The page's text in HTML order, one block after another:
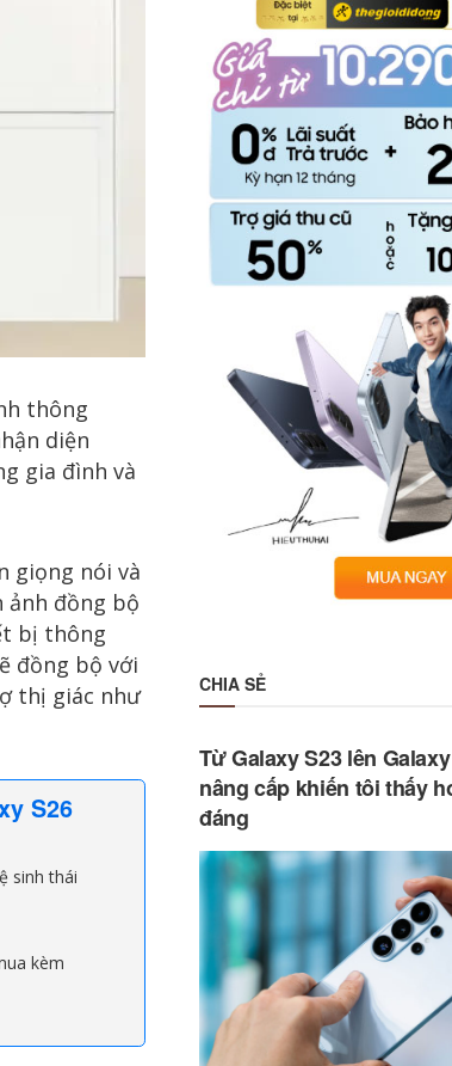
thông
diện
gia đình và
giọng nói và
đồng bộ
bị thông
đồng bộ với
thị giác như
S26
sinh thái
kèm
CHIA SẺ
Từ Galaxy S23 lên
nâng cấp khiến tôi thấy
đáng